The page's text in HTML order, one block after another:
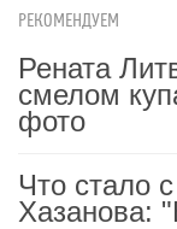
РЕКОМЕНДУЕМ
Рената
смелом
фото
Что стало
Хазанова: